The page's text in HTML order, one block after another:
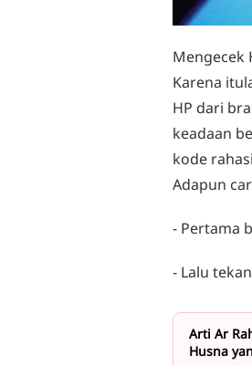
Mengecek
Karena
HP dari
keadaan
kode
Adapun
- Pertama
- Lalu
Arti Ar
Husna